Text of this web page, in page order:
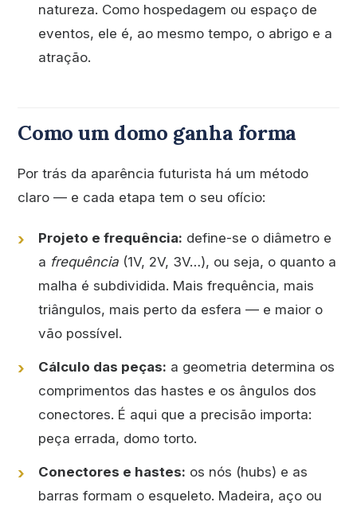
natureza. Como hospedagem ou espaço de
eventos, ele é, ao mesmo tempo, o abrigo e a
atração.
Como um domo ganha forma
Por trás da aparência futurista há um método
claro — e cada etapa tem o seu ofício:
Projeto e frequência: define-se o diâmetro e
a frequência(1V, 2V, 3V…), ou seja, o quanto a
malha é subdividida. Mais frequência, mais
triângulos, mais perto da esfera — e maior o
vão possível.
Cálculo das peças: a geometria determina os
comprimentos das hastes e os ângulos dos
conectores. É aqui que a precisão importa:
peça errada, domo torto.
Conectores e hastes: os nós (hubs) e as
barras formam o esqueleto. Madeira, aço ou